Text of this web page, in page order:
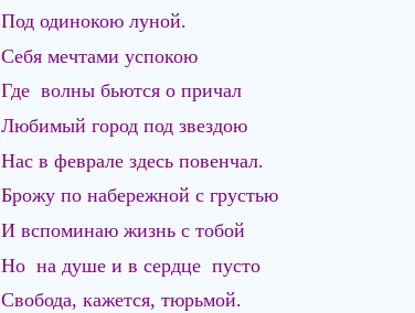
Под одинокою луной.
Себя мечтами успокою
Где волны бьются о причал
Любимый город под звездою
Нас в феврале здесь повенчал.
Брожу по набережной с грустью
И вспоминаю жизнь с тобой
Но на душе и в сердце пусто
Свобода, кажется, тюрьмой.